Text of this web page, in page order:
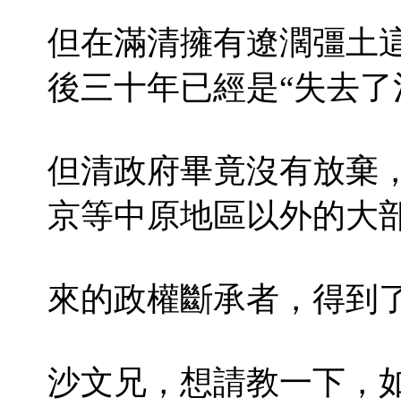
但在滿清擁有遼濶彊土
後三十年已經是“失去
但清政府畢竟沒有放棄
京等中原地區以外的大
來的政權斷承者，得到
沙文兄，想請教一下，